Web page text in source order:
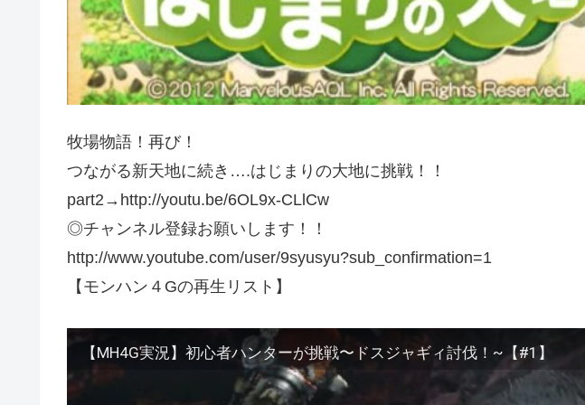
牧場物語！再び！
つながる新天地に続き….はじまりの大地に挑戦！！
part2→http://youtu.be/6OL9x-CLlCw
◎チャンネル登録お願いします！！
http://www.youtube.com/user/9syusyu?sub_confirmation=1
【モンハン４Gの再生リスト】
【MH4G実況】初心者ハンターが挑戦〜ドスジャギィ討伐！~【#1】